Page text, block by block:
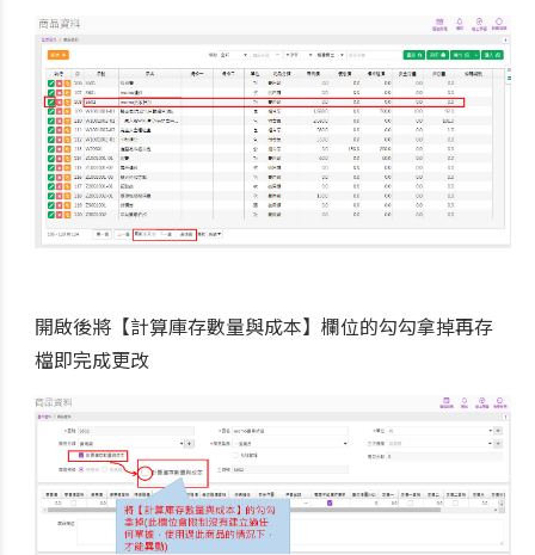
開啟後將【計算庫存數量與成本】欄位的勾勾拿掉再存
檔即完成更改